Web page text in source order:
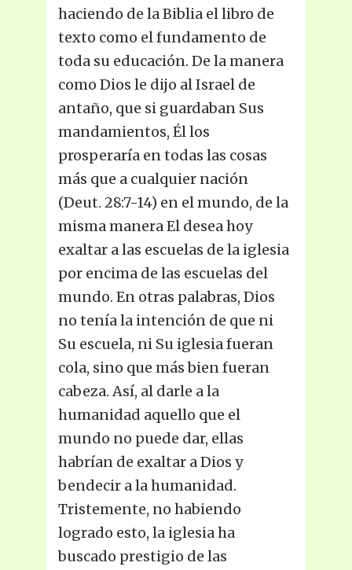
haciendo de la Biblia el libro de
texto como el fundamento de
toda su educación. De la manera
como Dios le dijo al Israel de
antaño, que si guardaban Sus
mandamientos, Él los
prosperaría en todas las cosas
más que a cualquier nación
(Deut. 28:7-14) en el mundo, de la
misma manera El desea hoy
exaltar a las escuelas de la iglesia
por encima de las escuelas del
mundo. En otras palabras, Dios
no tenía la intención de que ni
Su escuela, ni Su iglesia fueran
cola, sino que más bien fueran
cabeza. Así, al darle a la
humanidad aquello que el
mundo no puede dar, ellas
habrían de exaltar a Dios y
bendecir a la humanidad.
Tristemente, no habiendo
logrado esto, la iglesia ha
buscado prestigio de las